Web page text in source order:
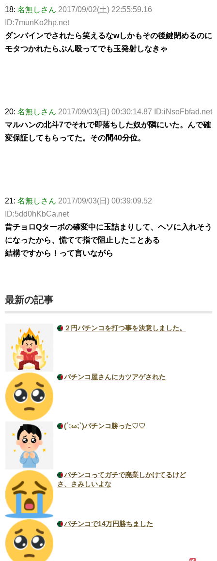
18: 名無しさん 2017/09/02(土) 22:55:59.16
ID:7munKo2hp.net
ダンバインでされたら笑えるなwしかもその後鍵閉めるのに
モタつかれたらぶん殴ってでも玉発射しなきゃ
20: 名無しさん 2017/09/03(日) 00:30:14.87 ID:iNsoFbfad.net
マルハンの北斗7でそれで即落ちした奴が隣にいた。んで確
変保証してもらってた。その間40分位。
21: 名無しさん 2017/09/03(日) 00:39:09.52
ID:5dd0hKbCa.net
昔チョロQターボの確変中に玉詰まりして、ヘソに入れそう
になったから、慌てて指で阻止したことある
結構ですから！って言いながら
最新の記事
２円パチンコを打つ事を決意しました。
パチンコ屋さんにカツアゲされた
(´;ω;`)パチンコ勝った♡♡
パチンコってガチで廃業しかけてるけど
さ、さみしいよな
パチンコで14万円勝ちました